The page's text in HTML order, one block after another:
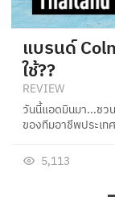
แบรนด์
ใช้??
REVIEW
วันนี้แอดมินมา...ชว
ของทีมอาชีพประเ
5,113